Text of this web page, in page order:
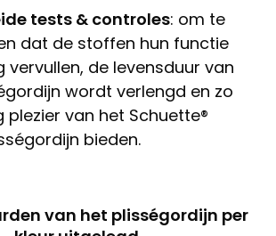
tests & controles: om te
dat de stoffen hun functie
vervullen, de levensduur van
wordt verlengd en zo
plezier van het Schuette®
bieden.
van het plisségordijn per